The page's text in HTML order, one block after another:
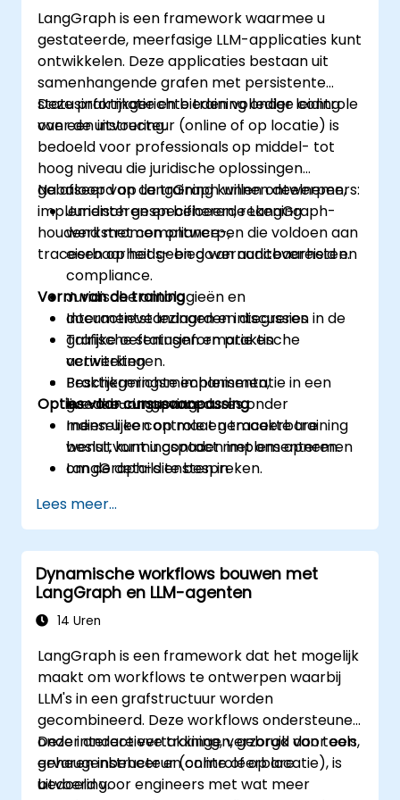
LangGraph is een framework waarmee u
gestateerde, meerfasige LLM-applicaties kunt
ontwikkelen. Deze applicaties bestaan uit
samenhangende grafen met persistente
statusinformatie en bieden volledige controle
over de uitvoering.
Deze praktijkgerichte training onder leiding
van een instructeur (online of op locatie) is
bedoeld voor professionals op middel- tot
hoog niveau die juridische oplossingen
gebaseerd op LangGraph willen ontwerpen,
implementeren en beheren, rekening
houdend met compliance-,
traceerbaarheids- en governancevereisten.
Na afloop van de training kunnen deelnemers:
Juridisch gespecificeerde LangGraph-
werkstromen ontwerpen die voldoen aan
eisen op het gebied van auditbaarheid en
compliance.
Juridische ontologieën en
documentstandaarden integreren in de
grafische statusinformatie en
verwerkingen.
Beschermingsmechanismen,
goedkeuringsprocedures onder
menselijke controle en traceerbare
besluitvormingspaden implementeren.
LangGraph-diensten in
bewaken en onderhouden met adequate
observability en kostenbeheersing.
Vorm van de training
Interactieve lezingen en discussies
Talrijke oefeningen en praktische
activiteiten
Praktijkgerichte implementatie in een
live-lab-omgeving
Opties voor cursusaanpassing
Indien u een op maat gemaakte training
wenst, kunt u contact met ons opnemen
om de details te bespreken.
Lees meer...
Dynamische workflows bouwen met
LangGraph en LLM-agenten
14 Uren
LangGraph is een framework dat het mogelijk
maakt om workflows te ontwerpen waarbij
LLM's in een grafstructuur worden
gecombineerd. Deze workflows ondersteunen
onder andere vertakkingen, gebruik van tools,
geheugenbeheer en controleerbare
uitvoering.
Deze interactieve training, verzorgd door een
ervaren instructeur (online of op locatie), is
bedoeld voor engineers met wat meer